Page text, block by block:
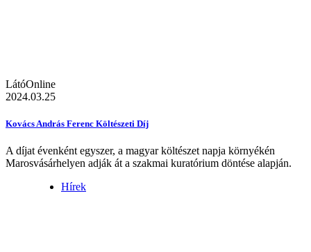
LátóOnline
2024.03.25
Kovács András Ferenc Költészeti Díj
A díjat évenként egyszer, a magyar költészet napja környékén
Marosvásárhelyen adják át a szakmai kuratórium döntése alapján.
Hírek